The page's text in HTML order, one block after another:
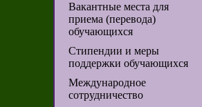
Вакантные места для
приема (перевода)
обучающихся
Стипендии и меры
поддержки обучающихся
Международное
сотрудничество